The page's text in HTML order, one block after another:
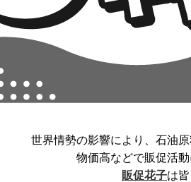
世界情勢の影響により、石油
物価高などで販促活
販促花子は